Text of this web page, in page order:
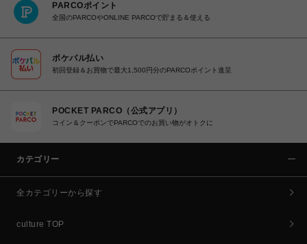
PARCOポイント
全国のPARCOやONLINE PARCOで貯まる＆使える
ポケパル払い
初回登録＆お買物で最大1,500円分のPARCOポイント進呈
POCKET PARCO（公式アプリ）
コイン＆クーポンでPARCOでのお買い物がオトクに
カテゴリー
全カテゴリーから探す
culture TOP